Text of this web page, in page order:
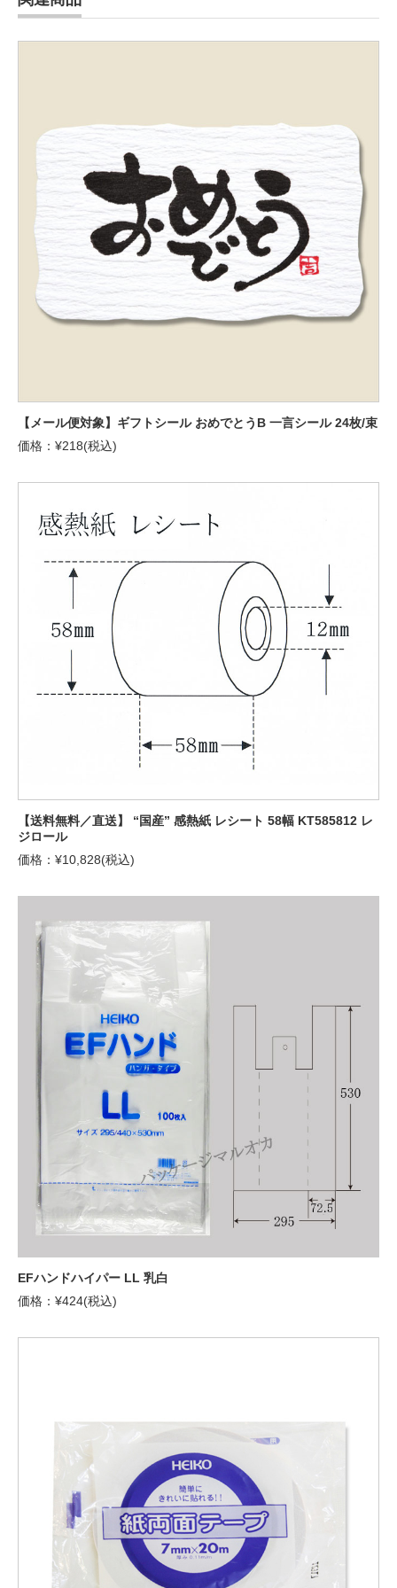
【メール便対象】ギフトシール おめでとうB 一言シール 24枚/束
価格：¥218(税込)
【送料無料／直送】 “国産” 感熱紙 レシート 58幅 KT585812 レ
ジロール
価格：¥10,828(税込)
EFハンドハイパー LL 乳白
価格：¥424(税込)